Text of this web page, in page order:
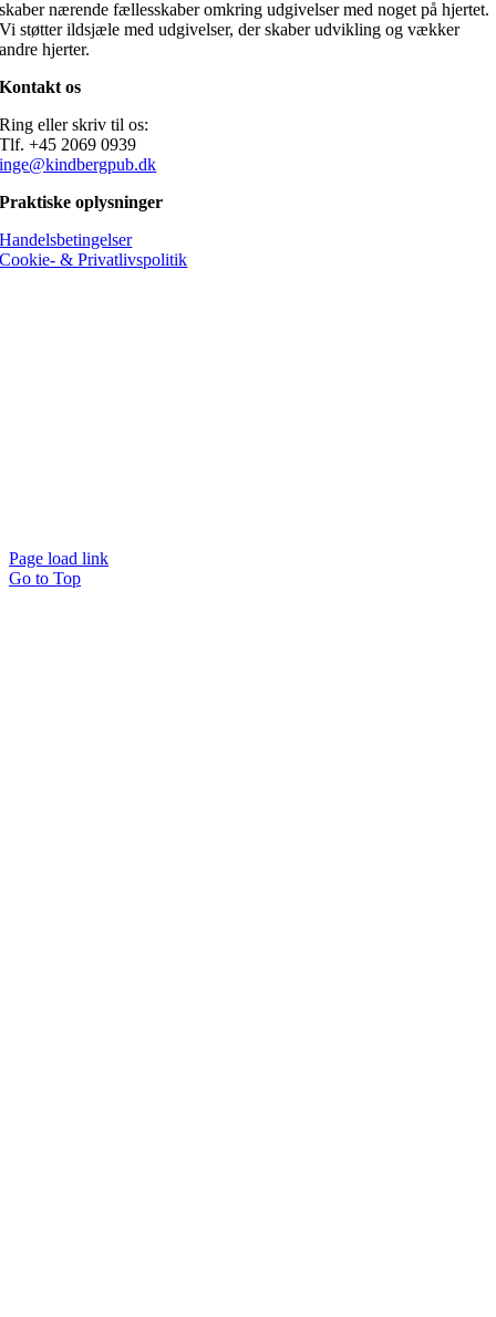
skaber nærende fællesskaber omkring udgivelser med noget på hjertet.
Vi støtter ildsjæle med udgivelser, der skaber udvikling og vækker
andre hjerter.
Kontakt os
Ring eller skriv til os:
Tlf. +45 2069 0939
inge@kindbergpub.dk
Praktiske oplysninger
Handelsbetingelser
Cookie- & Privatlivspolitik
Page load link
Go to Top